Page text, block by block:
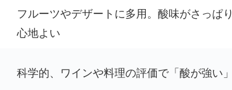
フルーツやデザートに多用。酸味がさっぱり
心地よい
科学的、ワインや料理の評価で「酸が強い」